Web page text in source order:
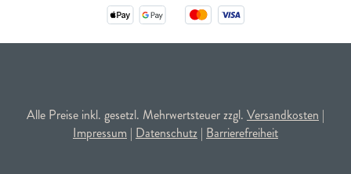
Alle Preise inkl. gesetzl. Mehrwertsteuer zzgl. Versandkosten |
Impressum | Datenschutz | Barrierefreiheit